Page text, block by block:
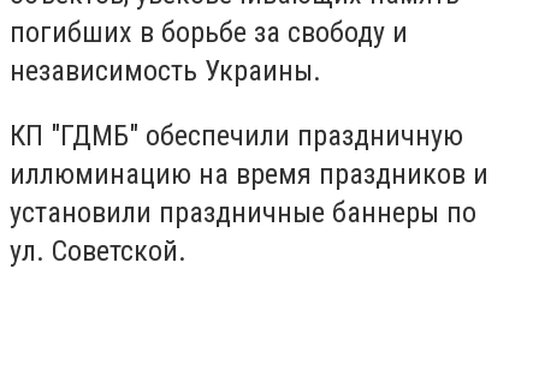
погибших в борьбе за свободу и
независимость Украины.
КП "ГДМБ" обеспечили праздничную
иллюминацию на время праздников и
установили праздничные баннеры по
ул. Советской.